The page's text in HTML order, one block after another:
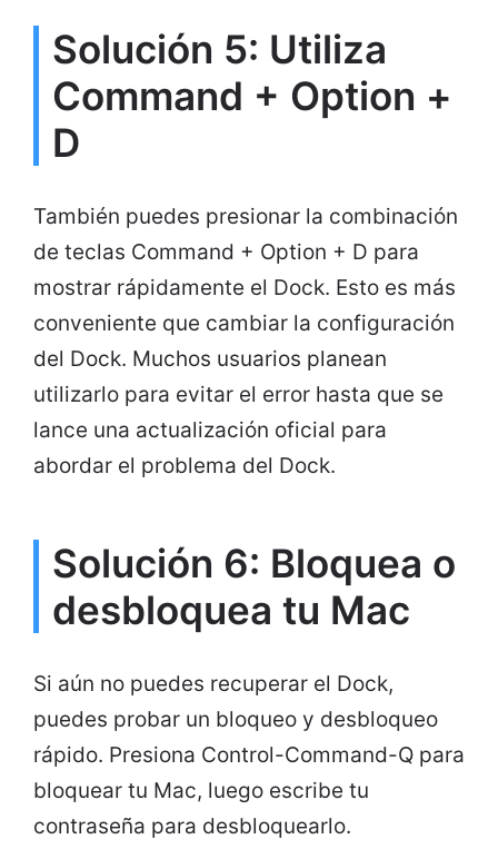
Solución 5: Utiliza
Command + Option +
D
También puedes presionar la combinación
de teclas Command + Option + D para
mostrar rápidamente el Dock. Esto es más
conveniente que cambiar la configuración
del Dock. Muchos usuarios planean
utilizarlo para evitar el error hasta que se
lance una actualización oficial para
abordar el problema del Dock.
Solución 6: Bloquea o
desbloquea tu Mac
Si aún no puedes recuperar el Dock,
puedes probar un bloqueo y desbloqueo
rápido. Presiona Control-Command-Q para
bloquear tu Mac, luego escribe tu
contraseña para desbloquearlo.